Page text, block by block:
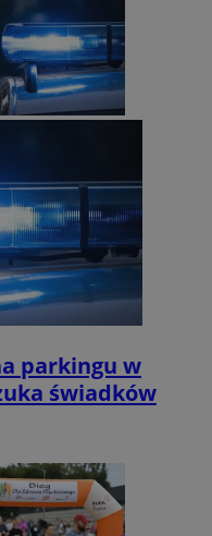
parkingu w
świadków